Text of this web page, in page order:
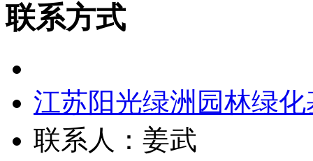
联系方式
江苏阳光绿洲园林绿化
联系人： 姜武